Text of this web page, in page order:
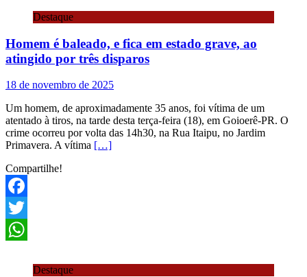
Destaque
Homem é baleado, e fica em estado grave, ao
atingido por três disparos
18 de novembro de 2025
Um homem, de aproximadamente 35 anos, foi vítima de um
atentado à tiros, na tarde desta terça-feira (18), em Goioerê-PR. O
crime ocorreu por volta das 14h30, na Rua Itaipu, no Jardim
Primavera. A vítima […]
Compartilhe!
Facebook
Twitter
Destaque